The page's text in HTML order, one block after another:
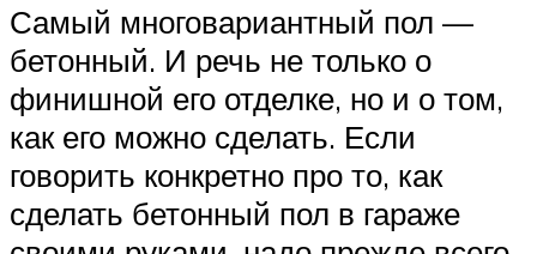
Самый многовариантный пол —
бетонный. И речь не только о
финишной его отделке, но и о том,
как его можно сделать. Если
говорить конкретно про то, как
сделать бетонный пол в гараже